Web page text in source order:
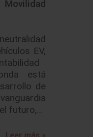
EV,
está
de
futuro,…